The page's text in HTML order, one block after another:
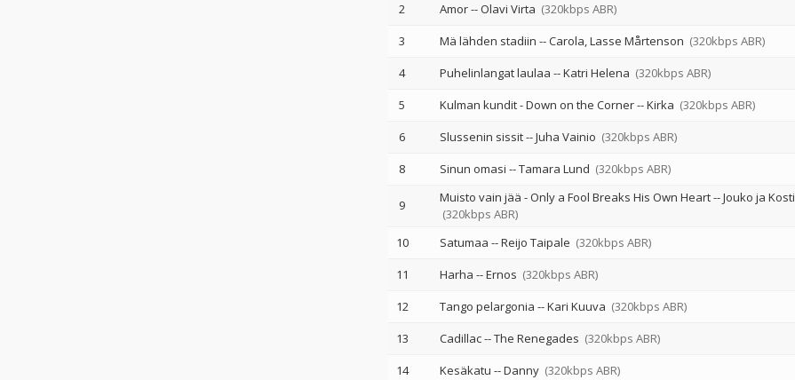
2
Amor--Olavi Virta (320kbps ABR)
3
Mä lähden stadiin --Carola Lasse Mårtenson (320kbps ABR)
4
Puhelinlangat laulaa --Katri Helena (320kbps ABR)
5
Kulman kundit - Down on the Corner--Kirka (320kbps ABR)
6
Slussenin sissit--Juha Vainio (320kbps ABR)
8
Sinun omasi --Tamara Lund (320kbps ABR)
9 Muisto vain jää - Only a Fool Breaks His Own Heart--Jouko ja Kosti
(320kbps ABR)
10 Satumaa --Reijo Taipale (320kbps ABR)
11
Harha --Ernos (320kbps ABR)
12
Tango pelargonia --Kari Kuuva (320kbps ABR)
13
Cadillac--The Renegades (320kbps ABR)
14
Kesäkatu --Danny (320kbps ABR)